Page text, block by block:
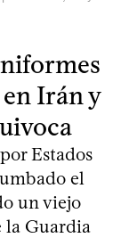
Irán y
Estados
el
un viejo
la Guardia